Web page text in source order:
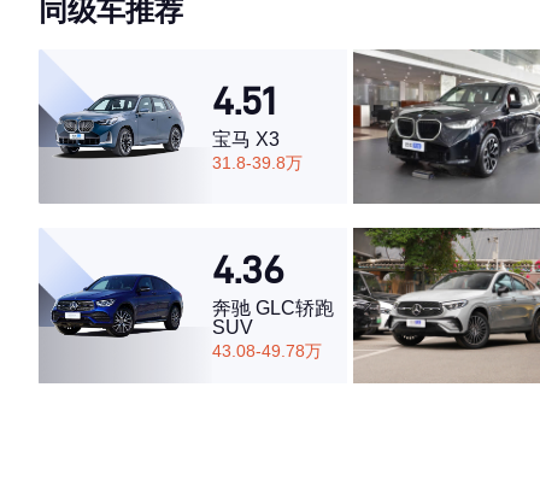
·外观表现较为优秀，优于77%同级车
·空间表现一般，低于96%同级车
同级车推荐
4.51
宝马 X3
31.8-39.8万
4.36
奔驰 GLC轿跑
SUV
43.08-49.78万